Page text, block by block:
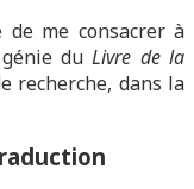
de me consacrer à
génie duLivre de la
recherche, dans la